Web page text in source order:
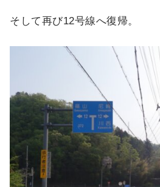
そして再び12号線へ復帰。